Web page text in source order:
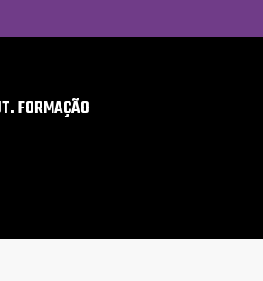
FORMAÇÃO